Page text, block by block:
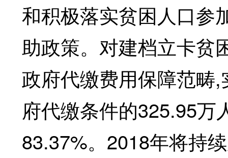
和积极落实贫困人口参
助政策。对建档立卡贫
政府代缴费用保障范畴
府代缴条件的325.95万
83.37%。2018年将持